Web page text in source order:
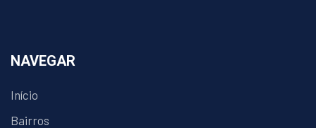
NAVEGAR
Início
Bairros